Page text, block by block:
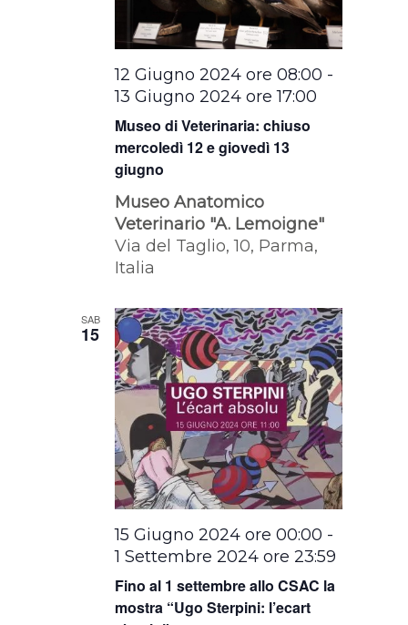
Museo di Veterinaria: chiuso
mercoledì 12 e giovedì 13
giugno
12 Giugno 2024 ore 08:00 -
13 Giugno 2024 ore 17:00
Museo Anatomico
Veterinario "A. Lemoigne"
Via del Taglio, 10, Parma,
Italia
SAB
15
Fino al 1 settembre allo CSAC la
mostra “Ugo Sterpini: l’ecart
15 Giugno 2024 ore 00:00 -
1 Settembre 2024 ore 23:59